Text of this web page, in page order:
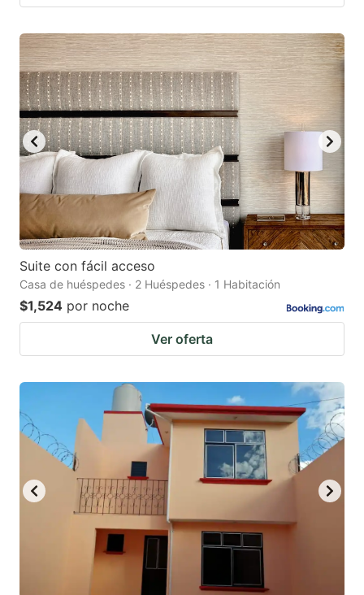
Suite con fácil acceso
Casa de huéspedes · 2 Huéspedes · 1 Habitación
$1,524 por noche
Ver oferta